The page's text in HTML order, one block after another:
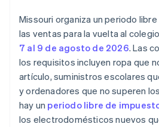
Missouri organiza un periodo
las ventas para la vuelta al
7 al 9 de agosto de 2026. Las
los requisitos incluyen ropa que
artículo, suministros escolares
y ordenadores que no superen
hay un periodo libre de
los electrodomésticos nuevos